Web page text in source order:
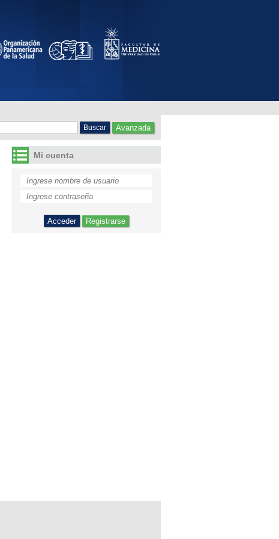
Avanzada
Mi cuenta
Registrarse